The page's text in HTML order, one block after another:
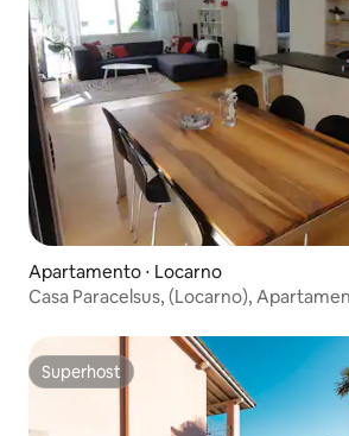
Apartamento ⋅ Locarno
Casa Paracelsus, (Locarno),
Superhost
Superhost